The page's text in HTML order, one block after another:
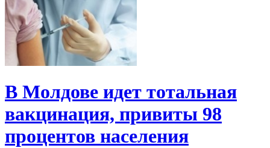
В Молдове идет тотальная
вакцинация, привиты 98
процентов населения